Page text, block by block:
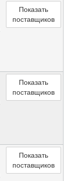
Показать
поставщиков
Показать
поставщиков
Показать
поставщиков